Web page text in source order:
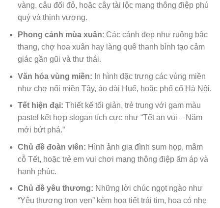
vàng, câu đối đỏ, hoặc cây tài lộc mang thông điệp phú
quý và thịnh vượng.
Phong cảnh mùa xuân: Các cảnh đẹp như ruộng bậc
thang, chợ hoa xuân hay làng quê thanh bình tạo cảm
giác gần gũi và thư thái.
Văn hóa vùng miền: In hình đặc trưng các vùng miền
như chợ nổi miền Tây, áo dài Huế, hoặc phố cổ Hà Nội.
Tết hiện đại: Thiết kế tối giản, trẻ trung với gam màu
pastel kết hợp slogan tích cực như “Tết an vui – Năm
mới bứt phá.”
Chủ đề đoàn viên: Hình ảnh gia đình sum họp, mâm
cỗ Tết, hoặc trẻ em vui chơi mang thông điệp ấm áp và
hạnh phúc.
Chủ đề yêu thương: Những lời chúc ngọt ngào như
“Yêu thương trọn vẹn” kèm họa tiết trái tim, hoa cỏ nhẹ